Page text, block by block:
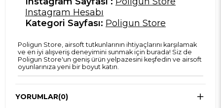
Instagram Hesabı
Kategori Sayfası: Poligun Store
Poligun Store, airsoft tutkunlarının ihtiyaçlarını karşılamak
ve en iyi alışveriş deneyimini sunmak için burada! Siz de
Poligun Store'un geniş ürün yelpazesini keşfedin ve airsoft
oyunlarınıza yeni bir boyut katın.
YORUMLAR(0)